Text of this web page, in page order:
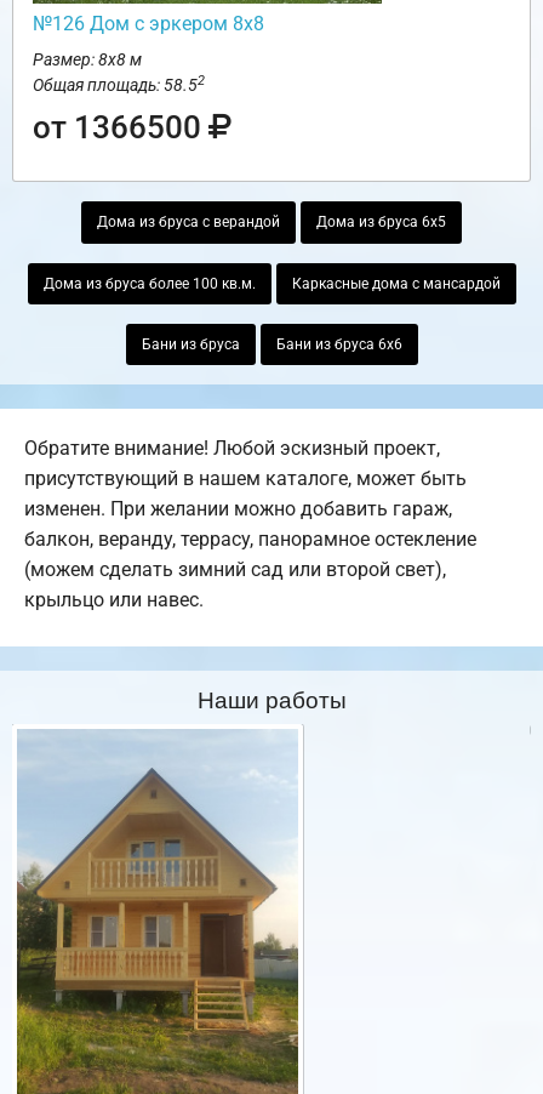
№126 Дом с эркером 8х8
Размер: 8х8 м
Общая площадь: 58.52
от 1366500
Дома из бруса с верандой Дома из бруса 6х5
Дома из бруса более 100 кв.м. Каркасные дома с мансардой
Бани из бруса Бани из бруса 6х6
Обратите внимание! Любой эскизный проект,
присутствующий в нашем каталоге, может быть
изменен. При желании можно добавить гараж,
балкон, веранду, террасу, панорамное остекление
(можем сделать зимний сад или второй свет),
крыльцо или навес.
Наши работы